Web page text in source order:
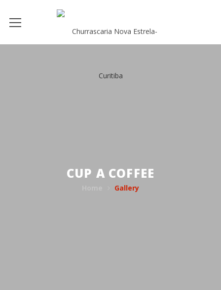
CUP A COFFEE
Gallery